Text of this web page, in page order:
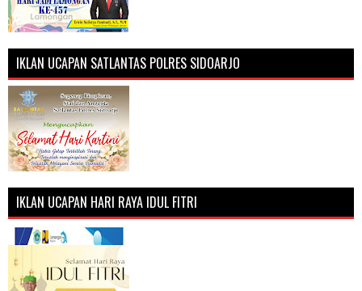
IKLAN UCAPAN SATLANTAS POLRES SIDOARJO
IKLAN UCAPAN HARI RAYA IDUL FITRI